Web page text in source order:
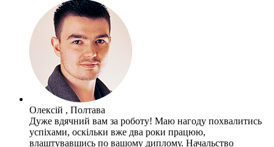
Олексій , Полтава
Дуже вдячний вам за роботу! Маю нагоду похвалитись
успіхами, оскільки вже два роки працюю,
влаштувавшись по вашому диплому. Начальство